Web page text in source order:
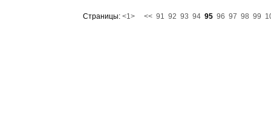
Страницы: <1> << 91 92 93 94 95 96 97 98 99